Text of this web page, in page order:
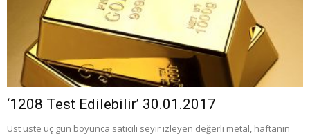
‘1208 Test Edilebilir’ 30.01.2017
Üst üste üç gün boyunca satıcılı seyir izleyen değerli metal, haftanın